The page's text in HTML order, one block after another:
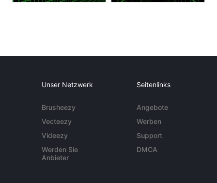
Unser Netzwerk
Brusheezy
Vecteezy
Videezy
Werden Sie
Anbieter
Seitenlinks
Angebote
Werben
Support
DMCA